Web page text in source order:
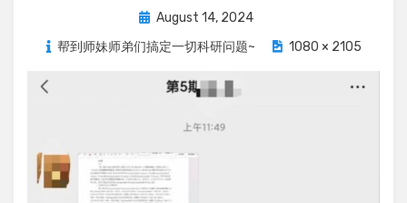
Posted
on
August 14, 2024
帮到师妹师弟们搞定一切科研问题~
1080 × 2105